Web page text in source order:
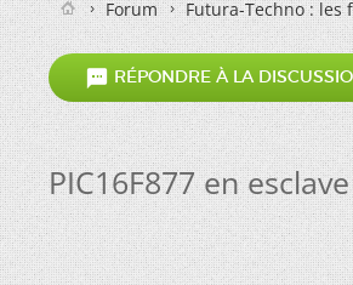
Forum Futura-Techno :
 RÉPONDRE À LA
PIC16F877 en esclave